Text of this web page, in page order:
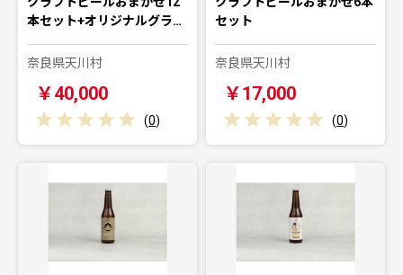
本セット+オリジナルグラ…
奈良県天川村
￥40,000
(0)
セット
奈良県天川村
￥17,000
(0)